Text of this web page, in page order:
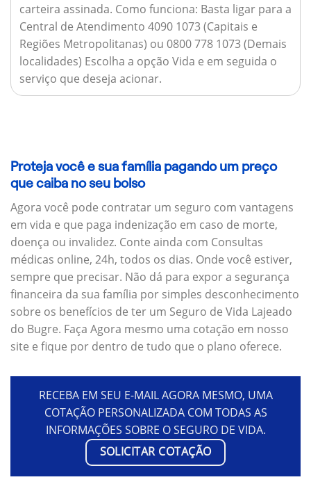
carteira assinada. Como funciona: Basta ligar para a
Central de Atendimento 4090 1073 (Capitais e
Regiões Metropolitanas) ou 0800 778 1073 (Demais
localidades) Escolha a opção Vida e em seguida o
serviço que deseja acionar.
Proteja você e sua família pagando um preço
que caiba no seu bolso
Agora você pode contratar um seguro com vantagens
em vida e que paga indenização em caso de morte,
doença ou invalidez. Conte ainda com Consultas
médicas online, 24h, todos os dias. Onde você estiver,
sempre que precisar. Não dá para expor a segurança
financeira da sua família por simples desconhecimento
sobre os benefícios de ter um Seguro de Vida Lajeado
do Bugre. Faça Agora mesmo uma cotação em nosso
site e fique por dentro de tudo que o plano oferece.
RECEBA EM SEU E-MAIL AGORA MESMO, UMA
COTAÇÃO PERSONALIZADA COM TODAS AS
INFORMAÇÕES SOBRE O SEGURO DE VIDA.
SOLICITAR COTAÇÃO